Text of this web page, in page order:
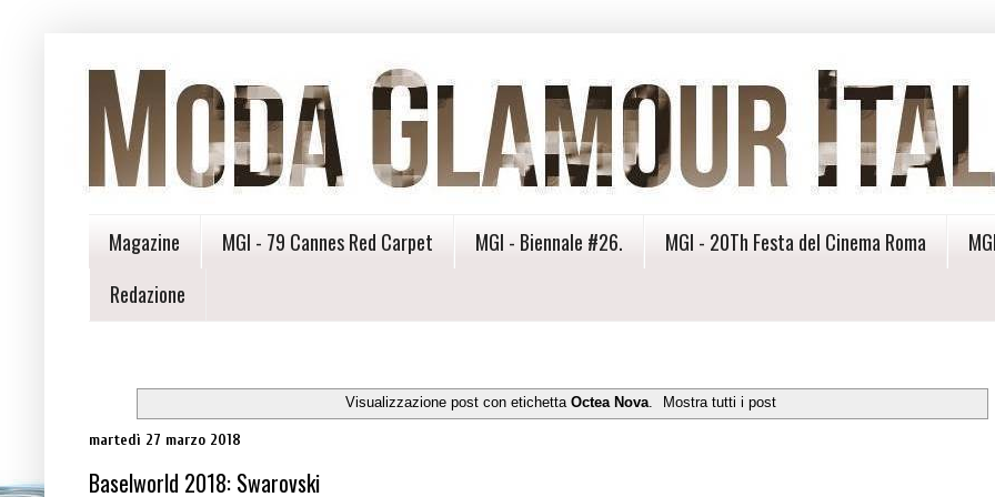
Magazine MGI - 79 Cannes Red Carpet MGI - Biennale #26. MGI - 20Th Festa del Cinema Roma
Redazione
Visualizzazione post con etichetta Octea Nova. Mostra tutti i post
martedì 27 marzo 2018
Baselworld 2018: Swarovski